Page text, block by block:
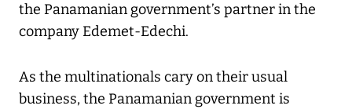
the Panamanian government’s partner in the
company Edemet-Edechi.
As the multinationals cary on their usual
business, the Panamanian government is